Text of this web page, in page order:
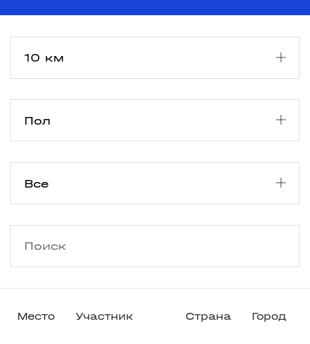
Место Участник Страна Город